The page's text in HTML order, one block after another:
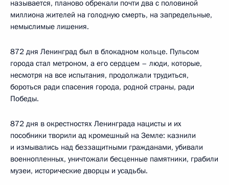
называется, планово обрекали почти два с половиной
миллиона жителей на голодную смерть, на запредельные,
немыслимые лишения.
872 дня Ленинград был в блокадном кольце. Пульсом
города стал метроном, а его сердцем – люди, которые,
несмотря на все испытания, продолжали трудиться,
бороться ради спасения города, родной страны, ради
Победы.
872 дня в окрестностях Ленинграда нацисты и их
пособники творили ад кромешный на Земле: казнили
и измывались над беззащитными гражданами, убивали
военнопленных, уничтожали бесценные памятники, грабили
музеи, исторические дворцы и усадьбы.